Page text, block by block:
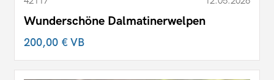
Wunderschöne Dalmatinerwelpen
200,00 €VB